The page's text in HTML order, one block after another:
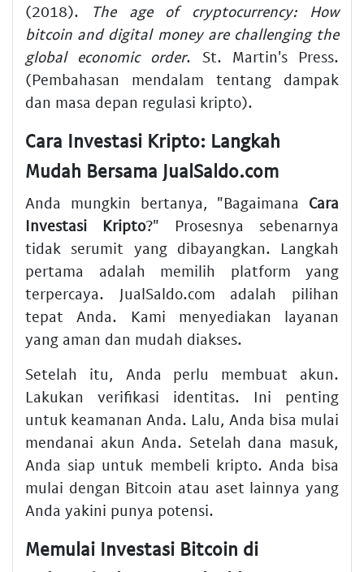
(2018).
The age of cryptocurrency: How
bitcoin and digital money are challenging the
global economic order. St. Martin's Press.
(Pembahasan mendalam tentang dampak
dan masa depan regulasi kripto).
Cara Investasi Kripto: Langkah
Mudah Bersama JualSaldo.com
Anda mungkin bertanya, "Bagaimana Cara
Investasi Kripto?" Prosesnya sebenarnya
tidak serumit yang dibayangkan. Langkah
pertama adalah memilih platform yang
terpercaya. JualSaldo.com adalah pilihan
tepat Anda. Kami menyediakan layanan
yang aman dan mudah diakses.
Setelah itu, Anda perlu membuat akun.
Lakukan verifikasi identitas. Ini penting
untuk keamanan Anda. Lalu, Anda bisa mulai
mendanai akun Anda. Setelah dana masuk,
Anda siap untuk membeli kripto. Anda bisa
mulai dengan Bitcoin atau aset lainnya yang
Anda yakini punya potensi.
Memulai Investasi Bitcoin di